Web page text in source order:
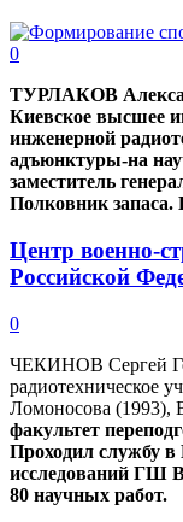
0
ТУРЛАКОВ
Киевское высшее
инженерной
адъюнктуры-на
заместитель
Полковник запаса.
Центр военно-
Российской
0
ЧЕКИНОВ Сергей
радиотехническое
Ломоносова
факультет
Проходил службу в
исследований ГШ
80 научных работ.